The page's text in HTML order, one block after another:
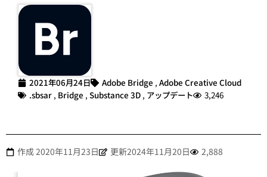
2021年06月24日 Adobe Bridge , Adobe Creative Cloud
.sbsar , Bridge , Substance 3D , アップデート 3,246
作成2020年11月23日 更新2024年11月20日 2,888